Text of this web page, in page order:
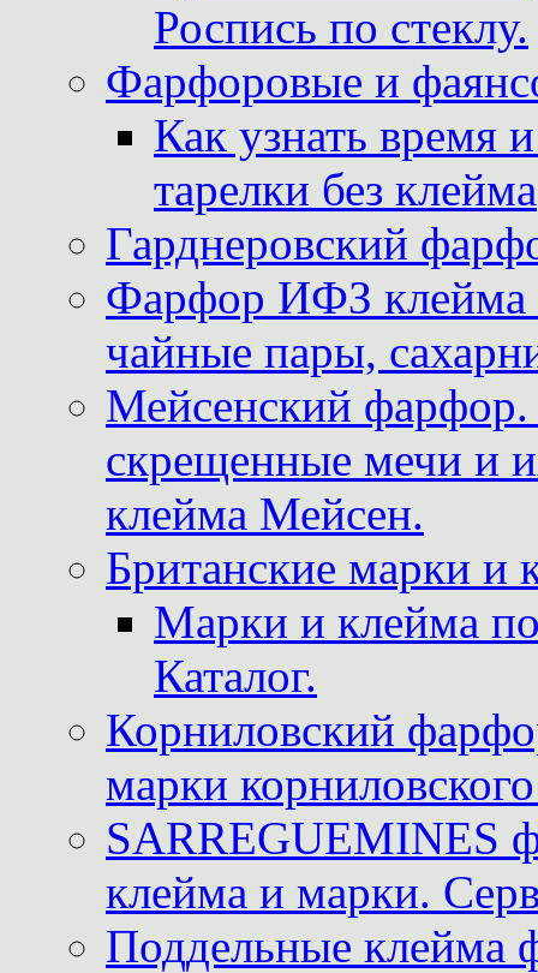
Роспись по стеклу.
Фарфоровые и
Как узнать время
тарелки без клейма
Гарднеровский
Фарфор ИФЗ клейма
чайные пары,
Мейсенский фарфор.
скрещенные мечи и
клейма Мейсен.
Британские марки и
Марки и клейма
Каталог.
Корниловский
марки
SARREGUEMINES
клейма и марки.
Поддельные клейма